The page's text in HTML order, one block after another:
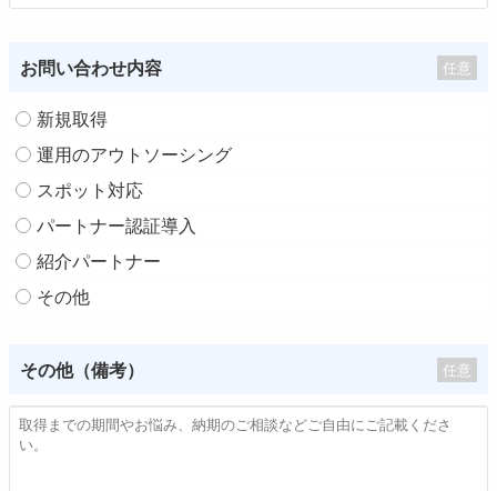
お問い合わせ内容 任意
新規取得
運用のアウトソーシング
スポット対応
パートナー認証導入
紹介パートナー
その他
その他（備考） 任意